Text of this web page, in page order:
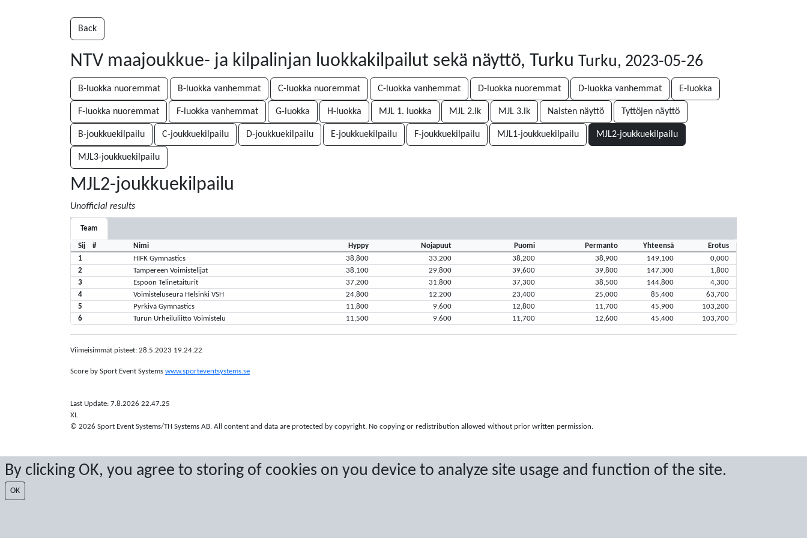
By clicking OK, you agree to storing of cookies on you device to analyze site usage and function of the site.
OK
Back
NTV maajoukkue- ja kilpalinjan luokkakilpailut sekä näyttö, Turku Turku, 2023-05-26
B-luokka nuoremmat B-luokka vanhemmat C-luokka nuoremmat C-luokka vanhemmat D-luokka nuoremmat D-luokka vanhemmat E-luokka
F-luokka nuoremmat F-luokka vanhemmat G-luokka H-luokka MJL 1. luokka MJL 2.lk MJL 3.lk Naisten näyttö Tyttöjen näyttö
B-joukkuekilpailu C-joukkuekilpailu D-joukkuekilpailu E-joukkuekilpailu F-joukkuekilpailu MJL1-joukkuekilpailu MJL2-joukkuekilpailu
MJL3-joukkuekilpailu
MJL2-joukkuekilpailu
Unofficial results
Team
Sij # Nimi Hyppy Nojapuut Puomi Permanto Yhteensä
Erotus
1
HIFK Gymnastics 38,800 33,200 38,200 38,900 149,100
0,000
2
Tampereen Voimistelijat 38,100 29,800 39,600 39,800 147,300
1,800
3
Espoon Telinetaiturit 37,200 31,800 37,300 38,500 144,800
4,300
4
Voimisteluseura Helsinki VSH 24,800 12,200 23,400 25,000 85,400
63,700
5
Pyrkivä Gymnastics 11,800 9,600 12,800 11,700 45,900
103,200
6
Turun Urheiluliitto Voimistelu 11,500 9,600 11,700 12,600 45,400 103,700
Viimeisimmät pisteet: 28.5.2023 19.24.22
Score by Sport Event Systems www.sporteventsystems.se
Last Update: 7.8.2026 22.47.25
XL
© 2026 Sport Event Systems/TH Systems AB. All content and data are protected by copyright. No copying or redistribution allowed without prior written permission.